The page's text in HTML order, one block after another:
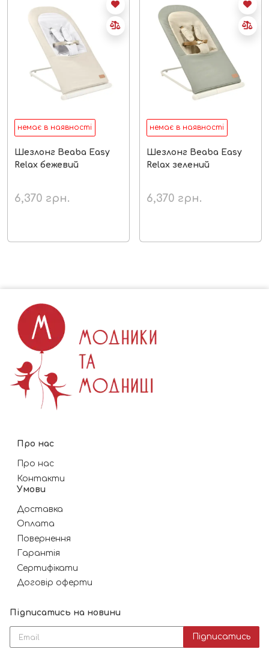
немає в наявності
Шезлонг Beaba Easy
Relax бежевий
6,370 грн.
немає в наявності
Шезлонг Beaba Easy
Relax зелений
6,370 грн.
Про нас
Про нас
Контакти
Умови
Доставка
Оплата
Повернення
Гарантія
Сертифікати
Договір оферти
Підписатись на новини
Підписатись